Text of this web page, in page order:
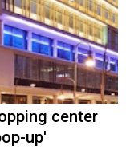
center
up'